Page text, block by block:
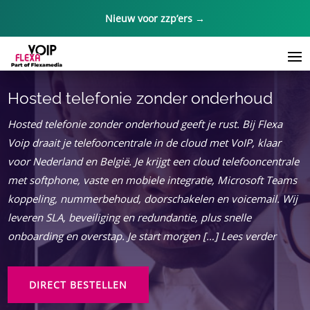
Nieuw voor zzp’ers →
Hosted telefonie zonder onderhoud
Hosted telefonie zonder onderhoud geeft je rust. Bij Flexa
Voip draait je telefooncentrale in de cloud met VoIP, klaar
voor Nederland en België. Je krijgt een cloud telefooncentrale
met softphone, vaste en mobiele integratie, Microsoft Teams
koppeling, nummerbehoud, doorschakelen en voicemail. Wij
leveren SLA, beveiliging en redundantie, plus snelle
onboarding en overstap. Je start morgen […] Lees verder
DIRECT BESTELLEN